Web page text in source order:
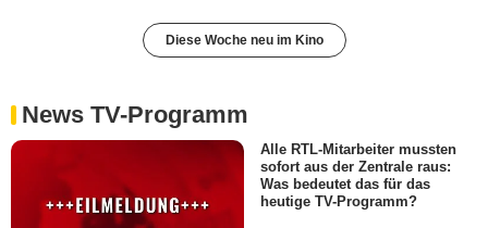
Diese Woche neu im Kino
News TV-Programm
Alle RTL-Mitarbeiter mussten
sofort aus der Zentrale raus:
Was bedeutet das für das
heutige TV-Programm?